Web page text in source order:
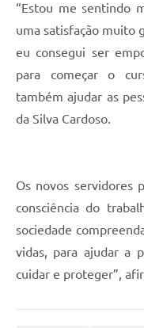
“Estou me sentindo
uma satisfação muito
eu consegui ser
para começar o
também ajudar as
da Silva Cardoso.
Os novos servidores
consciência do
sociedade
vidas, para ajudar a
cuidar e proteger”,